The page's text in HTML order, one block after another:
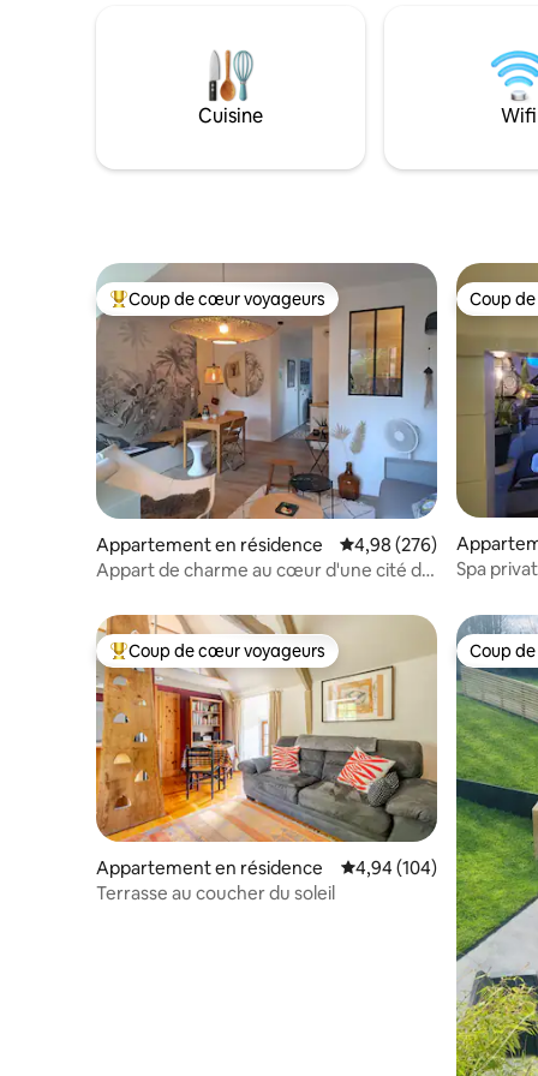
occasionnellement, celui du tracteur qui
travaille les champs. Le Hay Loft est bien
équipé avec WiFi et TV. Idéal pour
2 personnes, mais il y a un canapé-lit
c'est le
Cuisine Wifi
Coups de cœur voyageurs les plus appréciés
Coup de cœur voyageurs
Appartement en résidence Évaluation moyenne
4,98 (276)
Appart de charme au cœur d'une cité de
Coup
Coup
Spa
Coups de cœur voyageurs les plus appréciés
Coup de cœur voyageurs
Appartement en résidence Évaluation moyenne
4,94 (104)
Terrasse au coucher du soleil
Coup
Coup